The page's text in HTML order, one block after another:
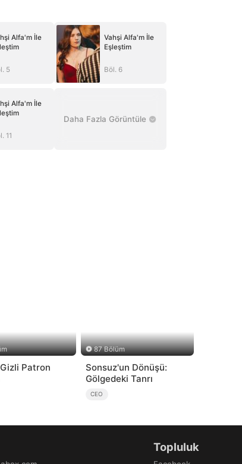
Alfa'm İle
5
Vahşi Alfa'm İle
Eşleştim
Böl. 6
Alfa'm İle
11
Daha Fazla Görüntüle
Patron
87 Bölüm
Sonsuz'un Dönüşü:
Gölgedeki Tanrı
CEO
Topluluk